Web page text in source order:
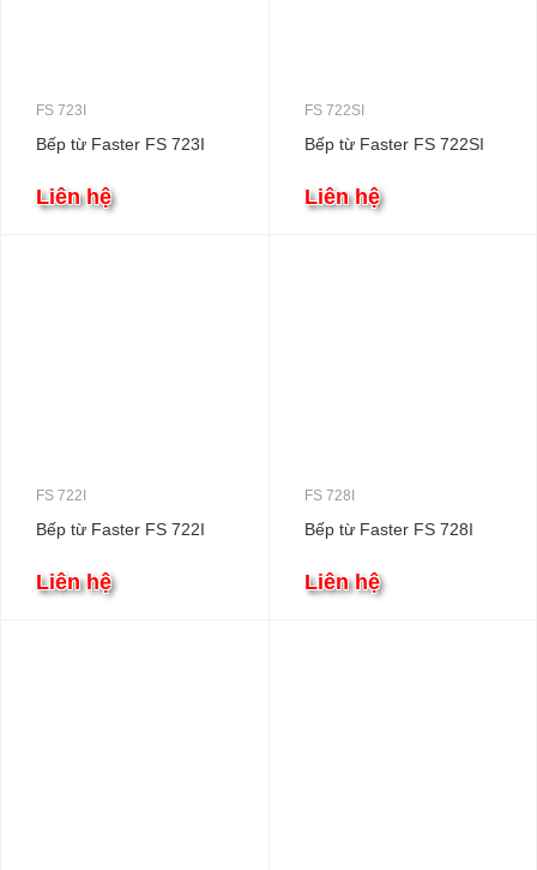
FS 723I
Bếp từ Faster FS 723I
Liên hệ
FS 722SI
Bếp từ Faster FS 722SI
Liên hệ
FS 722I
Bếp từ Faster FS 722I
Liên hệ
FS 728I
Bếp từ Faster FS 728I
Liên hệ